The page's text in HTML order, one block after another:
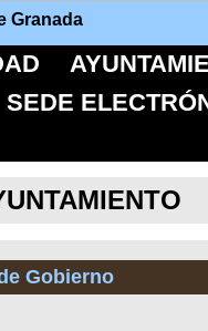
Granada
SEDE
Gobierno